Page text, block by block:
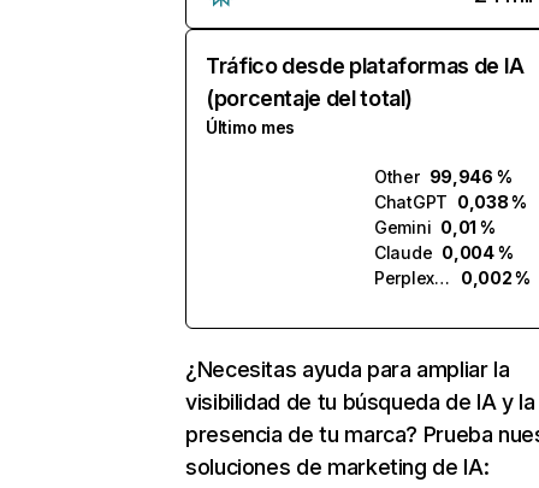
Tráfico desde plataformas de IA
(porcentaje del total)
Último mes
Other 99,946 %
ChatGPT 0,038 %
Gemini 0,01 %
Claude 0,004 %
Perplexity
0,002 %
¿Necesitas ayuda para ampliar la
visibilidad de tu búsqueda de IA y la
presencia de tu marca? Prueba
soluciones de marketing de IA: